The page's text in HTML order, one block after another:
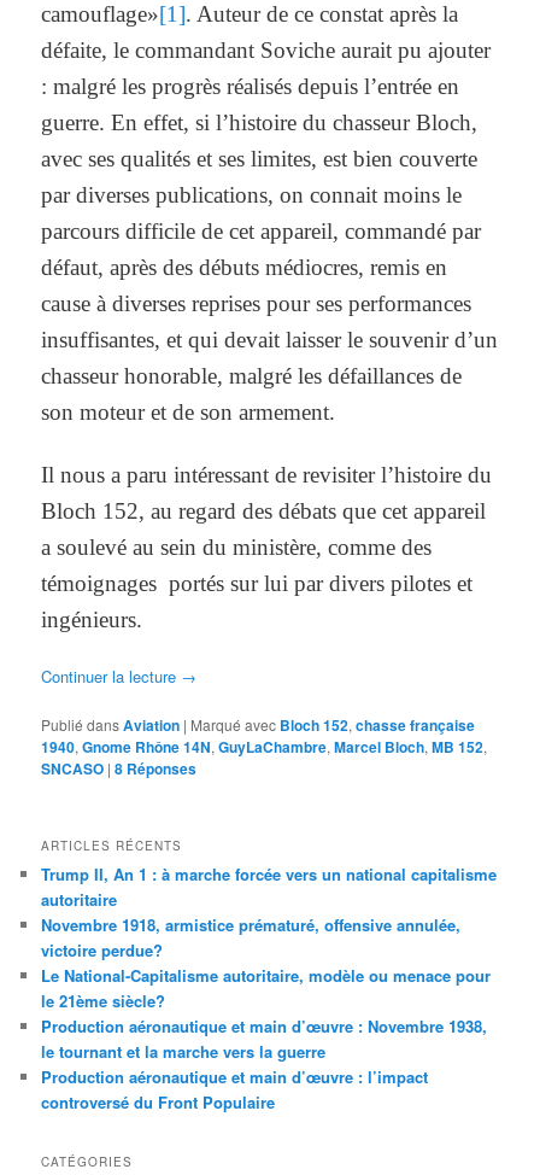
camouflage»[1]. Auteur de ce constat après la
défaite, le commandant Soviche aurait pu ajouter
: malgré les progrès réalisés depuis l’entrée en
guerre. En effet, si l’histoire du chasseur Bloch,
avec ses qualités et ses limites, est bien couverte
par diverses publications, on connait moins le
parcours difficile de cet appareil, commandé par
défaut, après des débuts médiocres, remis en
cause à diverses reprises pour ses performances
insuffisantes, et qui devait laisser le souvenir d’un
chasseur honorable, malgré les défaillances de
son moteur et de son armement.
Il nous a paru intéressant de revisiter l’histoire du
Bloch 152, au regard des débats que cet appareil
a soulevé au sein du ministère, comme des
témoignages portés sur lui par divers pilotes et
ingénieurs.
Continuer la lecture →
Publié dansAviation | Marqué avec Bloch 152,chasse française
1940,Gnome Rhône 14N,GuyLaChambre,Marcel Bloch,MB 152,
SNCASO |8 Réponses
ARTICLES RÉCENTS
Trump II, An 1 : à marche forcée vers un national capitalisme
autoritaire
Novembre 1918, armistice prématuré, offensive annulée,
victoire perdue?
Le National-Capitalisme autoritaire, modèle ou menace pour
le 21ème siècle?
Production aéronautique et main d’œuvre : Novembre 1938,
le tournant et la marche vers la guerre
Production aéronautique et main d’œuvre : l’impact
controversé du Front Populaire
CATÉGORIES